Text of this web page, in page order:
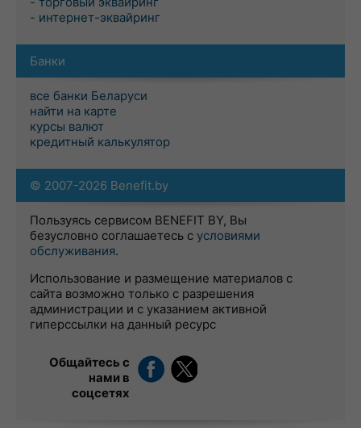
- интернет-эквайринг
Банки
все банки Беларуси
найти на карте
курсы валют
кредитный калькулятор
© 2007-2026 Benefit.by
Пользуясь сервисом BENEFIT BY, Вы
безусловно соглашаетесь с условиями
обслуживания.
Использование и размещение материалов с
сайта возможно только с разрешения
администрации и с указанием активной
гиперссылки на данный ресурс
Общайтесь с
нами в
соцсетях